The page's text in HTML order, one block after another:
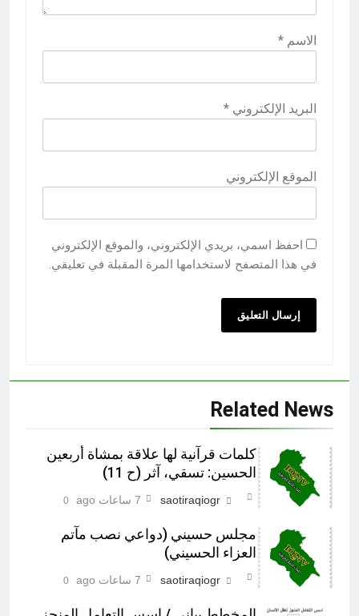
الاسم *
البريد الإلكتروني *
الموقع الإلكتروني
احفظ اسمي، بريدي الإلكتروني، والموقع الإلكتروني
في هذا المتصفح لاستخدامها المرة المقبلة في تعليقي.
Related News
كلمات قرآنية لها علاقة بمشاة أربعين
الحسين: تسقي، آثر (ح 11)
saotiraqiogr 7 ساعات ago 0
مجلس حسيني (دواعي نصب مآتم
العزاء الحسيني)
saotiraqiogr 7 ساعات ago 0